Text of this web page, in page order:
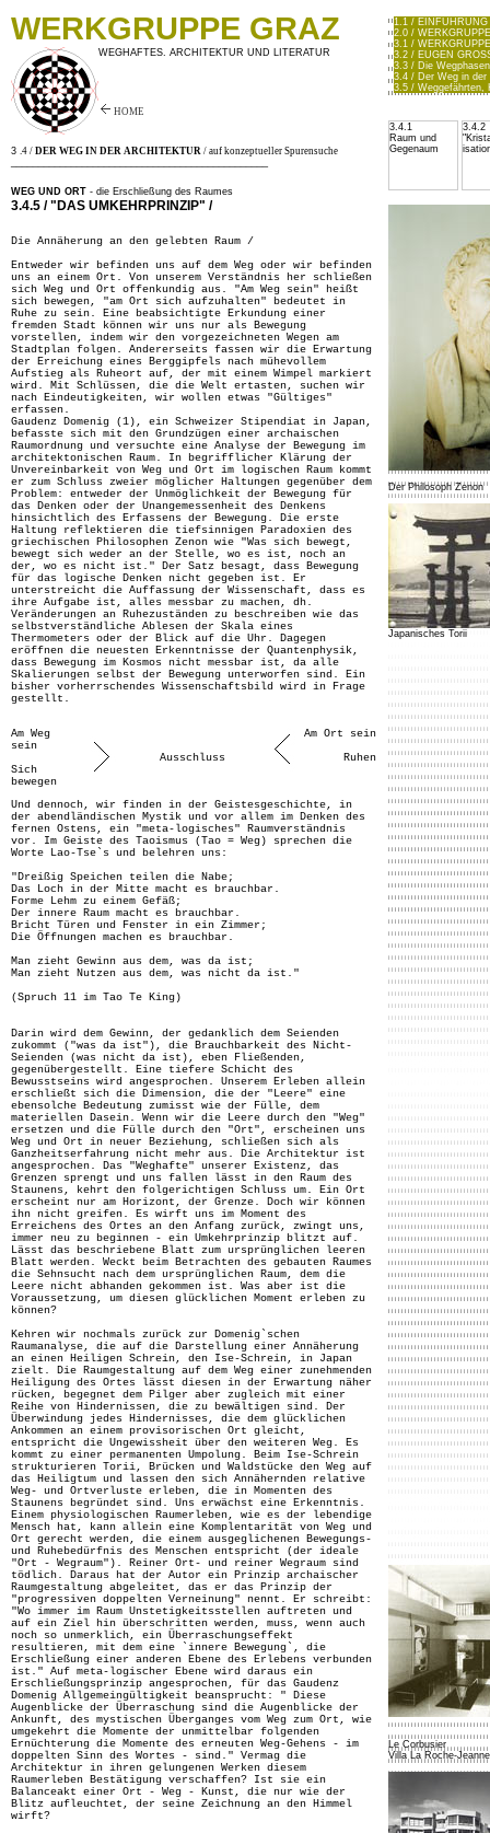
WERKGRUPPE GRAZ
WEGHAFTES. ARCHITEKTUR UND LITERATUR
HOME
3 .4 / DER WEG IN DER ARCHITEKTUR / auf konzeptueller Spurensuche
WEG UND ORT - die Erschließung des Raumes
3.4.5 / "DAS UMKEHRPRINZIP" /
Die Annäherung an den gelebten Raum /
Entweder wir befinden uns auf dem Weg oder wir befinden
uns an einem Ort. Von unserem Verständnis her schließen
sich Weg und Ort offenkundig aus. "Am Weg sein" heißt
sich bewegen, "am Ort sich aufzuhalten" bedeutet in
Ruhe zu sein. Eine beabsichtigte Erkundung einer
fremden Stadt können wir uns nur als Bewegung
vorstellen, indem wir den vorgezeichneten Wegen am
Stadtplan folgen. Andererseits fassen wir die Erwartung
der Erreichung eines Berggipfels nach mühevollem
Aufstieg als Ruheort auf, der mit einem Wimpel markiert
wird. Mit Schlüssen, die die Welt ertasten, suchen wir
nach Eindeutigkeiten, wir wollen etwas "Gültiges"
erfassen.
Gaudenz Domenig (1), ein Schweizer Stipendiat in Japan,
befasste sich mit den Grundzügen einer archaischen
Raumordnung und versuchte eine Analyse der Bewegung im
architektonischen Raum. In begrifflicher Klärung der
Unvereinbarkeit von Weg und Ort im logischen Raum kommt
er zum Schluss zweier möglicher Haltungen gegenüber dem
Problem: entweder der Unmöglichkeit der Bewegung für
das Denken oder der Unangemessenheit des Denkens
hinsichtlich des Erfassens der Bewegung. Die erste
Haltung reflektieren die tiefsinnigen Paradoxien des
griechischen Philosophen Zenon wie "Was sich bewegt,
bewegt sich weder an der Stelle, wo es ist, noch an
der, wo es nicht ist." Der Satz besagt, dass Bewegung
für das logische Denken nicht gegeben ist. Er
unterstreicht die Auffassung der Wissenschaft, dass es
ihre Aufgabe ist, alles messbar zu machen, dh.
Veränderungen an Ruhezuständen zu beschreiben wie das
selbstverständliche Ablesen der Skala eines
Thermometers oder der Blick auf die Uhr. Dagegen
eröffnen die neuesten Erkenntnisse der Quantenphysik,
dass Bewegung im Kosmos nicht messbar ist, da alle
Skalierungen selbst der Bewegung unterworfen sind. Ein
bisher vorherrschendes Wissenschaftsbild wird in Frage
gestellt.
Am Weg
sein
Sich
bewegen
Ausschluss
Am Ort sein
Ruhen
Und dennoch, wir finden in der Geistesgeschichte, in
der abendländischen Mystik und vor allem im Denken des
fernen Ostens, ein "meta-logisches" Raumverständnis
vor. Im Geiste des Taoismus (Tao = Weg) sprechen die
Worte Lao-Tse`s und belehren uns:
"Dreißig Speichen teilen die Nabe;
Das Loch in der Mitte macht es brauchbar.
Forme Lehm zu einem Gefäß;
Der innere Raum macht es brauchbar.
Bricht Türen und Fenster in ein Zimmer;
Die Öffnungen machen es brauchbar.
Man zieht Gewinn aus dem, was da ist;
Man zieht Nutzen aus dem, was nicht da ist."
(Spruch 11 im Tao Te King)
Darin wird dem Gewinn, der gedanklich dem Seienden
zukommt ("was da ist"), die Brauchbarkeit des Nicht-
Seienden (was nicht da ist), eben Fließenden,
gegenübergestellt. Eine tiefere Schicht des
Bewusstseins wird angesprochen. Unserem Erleben allein
erschließt sich die Dimension, die der "Leere" eine
ebensolche Bedeutung zumisst wie der Fülle, dem
materiellen Dasein. Wenn wir die Leere durch den "Weg"
ersetzen und die Fülle durch den "Ort", erscheinen uns
Weg und Ort in neuer Beziehung, schließen sich als
Ganzheitserfahrung nicht mehr aus. Die Architektur ist
angesprochen. Das "Weghafte" unserer Existenz, das
Grenzen sprengt und uns fallen lässt in den Raum des
Staunens, kehrt den folgerichtigen Schluss um. Ein Ort
erscheint nur am Horizont, der Grenze. Doch wir können
ihn nicht greifen. Es wirft uns im Moment des
Erreichens des Ortes an den Anfang zurück, zwingt uns,
immer neu zu beginnen - ein Umkehrprinzip blitzt auf.
Lässt das beschriebene Blatt zum ursprünglichen leeren
Blatt werden. Weckt beim Betrachten des gebauten Raumes
die Sehnsucht nach dem ursprünglichen Raum, dem die
Leere nicht abhanden gekommen ist. Was aber ist die
Voraussetzung, um diesen glücklichen Moment erleben zu
können?
Kehren wir nochmals zurück zur Domenig`schen
Raumanalyse, die auf die Darstellung einer Annäherung
an einen Heiligen Schrein, den Ise-Schrein, in Japan
zielt. Die Raumgestaltung auf dem Weg einer zunehmenden
Heiligung des Ortes lässt diesen in der Erwartung näher
rücken, begegnet dem Pilger aber zugleich mit einer
Reihe von Hindernissen, die zu bewältigen sind. Der
Überwindung jedes Hindernisses, die dem glücklichen
Ankommen an einem provisorischen Ort gleicht,
entspricht die Ungewissheit über den weiteren Weg. Es
kommt zu einer permanenten Umpolung. Beim Ise-Schrein
strukturieren Torii, Brücken und Waldstücke den Weg auf
das Heiligtum und lassen den sich Annähernden relative
Weg- und Ortverluste erleben, die in Momenten des
Staunens begründet sind. Uns erwächst eine Erkenntnis.
Einem physiologischen Raumerleben, wie es der lebendige
Mensch hat, kann allein eine Komplentarität von Weg und
Ort gerecht werden, die einem ausgeglichenen Bewegungs-
und Ruhebedürfnis des Menschen entspricht (der ideale
"Ort - Wegraum"). Reiner Ort- und reiner Wegraum sind
tödlich. Daraus hat der Autor ein Prinzip archaischer
Raumgestaltung abgeleitet, das er das Prinzip der
"progressiven doppelten Verneinung" nennt. Er schreibt:
"Wo immer im Raum Unstetigkeitsstellen auftreten und
auf ein Ziel hin überschritten werden, muss, wenn auch
noch so unmerklich, ein Überraschungseffekt
resultieren, mit dem eine `innere Bewegung`, die
Erschließung einer anderen Ebene des Erlebens verbunden
ist." Auf meta-logischer Ebene wird daraus ein
Erschließungsprinzip angesprochen, für das Gaudenz
Domenig Allgemeingültigkeit beansprucht: " Diese
Augenblicke der Überraschung sind die Augenblicke der
Ankunft, des mystischen Überganges vom Weg zum Ort, wie
umgekehrt die Momente der unmittelbar folgenden
Ernüchterung die Momente des erneuten Weg-Gehens - im
doppelten Sinn des Wortes - sind." Vermag die
Architektur in ihren gelungenen Werken diesem
Raumerleben Bestätigung verschaffen? Ist sie ein
Balanceakt einer Ort - Weg - Kunst, die nur wie der
Blitz aufleuchtet, der seine Zeichnung an den Himmel
wirft?
1.1 /
2.0 /
3.1 /
3.2 / EUGEN
3.3 / Die
3.4 / Der Weg in der
3.5 / Weggefährten,
3.4.1
Raum und
Gegenaum
3.4.2
Der Philosoph Zenon
Japanisches Torii
Le Corbusier
Villa La Roche-